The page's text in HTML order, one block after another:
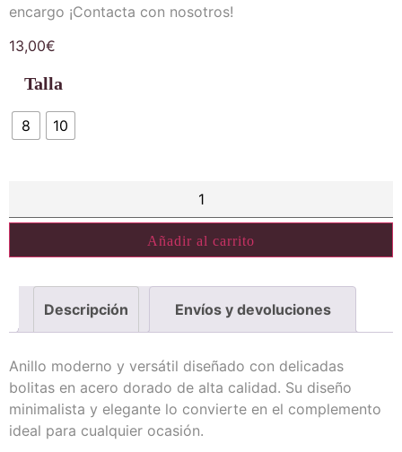
encargo ¡Contacta con nosotros!
13,00€
Talla
8 10
Añadir al carrito
Descripción Envíos y devoluciones
Anillo moderno y versátil diseñado con delicadas
bolitas en acero dorado de alta calidad. Su diseño
minimalista y elegante lo convierte en el complemento
ideal para cualquier ocasión.